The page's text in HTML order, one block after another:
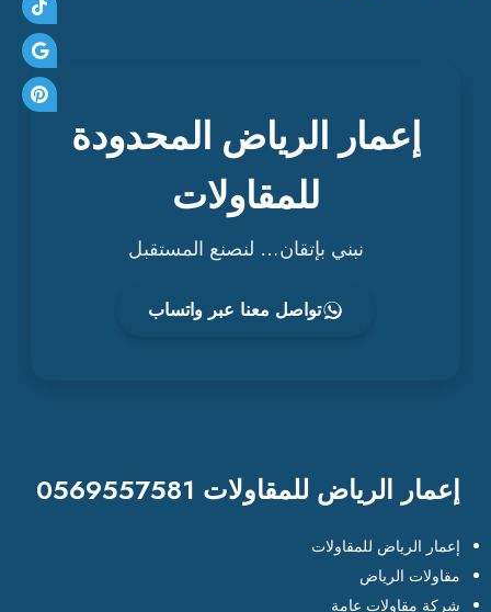
إعمار الرياض المحدودة
للمقاولات
نبني بإتقان… لنصنع المستقبل
تواصل معنا عبر واتساب
إعمار الرياض للمقاولات 0569557581
إعمار الرياض للمقاولات
مقاولات الرياض
شركة مقاولات عامة